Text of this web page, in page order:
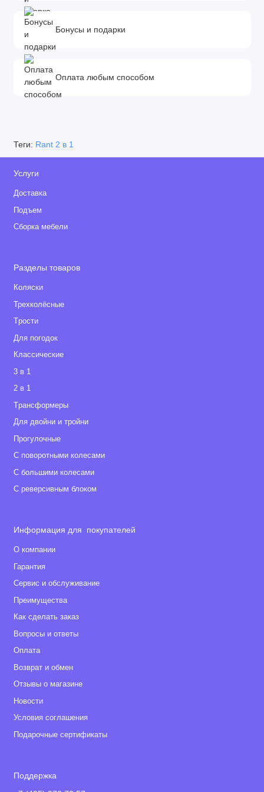
предварительного уведомления покупателя вносить
изменения в конструкцию, комплектацию или технологию
изготовления изделия с целью улучшения его свойств.
Бонусы и подарки
Оплата любым способом
Теги: Rant 2 в 1
Услуги
Доставка
Подъем
Сборка мебели
Разделы товаров
Коляски
Трехколёсные
Tрости
Для погодок
Классические
3 в 1
2 в 1
Tрансформеры
Для двойни и тройни
Прогулочные
С поворотными колесами
С большими колесами
С реверсивным блоком
Информация для покупателей
О компании
Гарантия
Сервис и обслуживание
Преимущества
Как сделать заказ
Вопросы и ответы
Оплата
Возврат и обмен
Отзывы о магазине
Новости
Условия соглашения
Подарочные сертификаты
Поддержка